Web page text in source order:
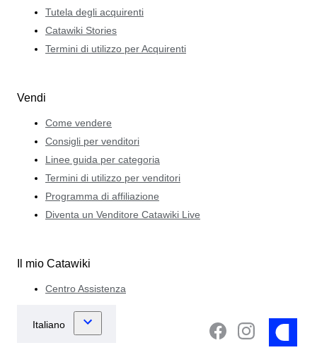
Tutela degli acquirenti
Catawiki Stories
Termini di utilizzo per Acquirenti
Vendi
Come vendere
Consigli per venditori
Linee guida per categoria
Termini di utilizzo per venditori
Programma di affiliazione
Diventa un Venditore Catawiki Live
Il mio Catawiki
Centro Assistenza